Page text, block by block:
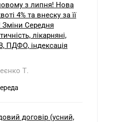
з липня! Нова
4% та внеску за її
Середня
лікарняні,
ПДФО, індексація
Т.
договір (усний,